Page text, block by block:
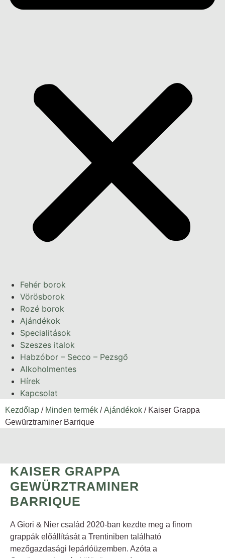
Fehér borok
Vörösborok
Rozé borok
Ajándékok
Specialitások
Szeszes italok
Habzóbor – Secco – Pezsgő
Alkoholmentes
Hírek
Kapcsolat
Kezdőlap / Minden termék /Ajándékok / Kaiser Grappa
Gewürztraminer Barrique
KAISER GRAPPA
GEWÜRZTRAMINER
BARRIQUE
A Giori & Nier család 2020-ban kezdte meg a finom
grappák előállítását a Trentiniben található
mezőgazdasági lepárlóüzemben. Azóta a